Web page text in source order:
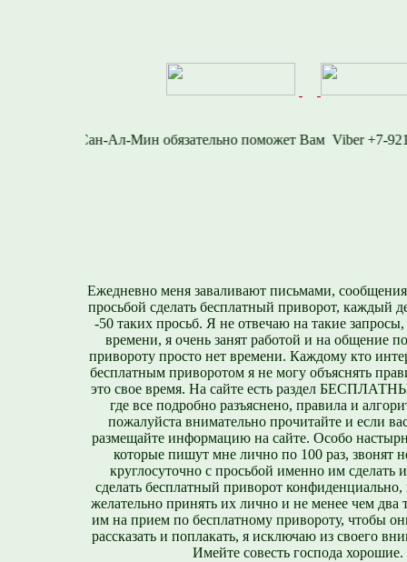
Viber
Ежедневно меня заваливают письмами,
просьбой сделать бесплатный приворот, каждый
-50 таких просьб. Я не отвечаю на такие
времени, я очень занят работой и на общение
привороту просто нет времени. Каждому кто
бесплатным приворотом я не могу объяснять
это свое время. На сайте есть раздел
где все подробно разъяснено, правила и
пожалуйста внимательно прочитайте и если
размещайте информацию на сайте. Особо
которые пишут мне лично по 100 раз, звонят
круглосуточно с просьбой именно им сделать
сделать бесплатный приворот конфиденциально,
желательно принять их лично и не менее чем два
им на прием по бесплатному привороту, чтобы
рассказать и поплакать, я исключаю из своего
Имейте совесть господа хорошие.